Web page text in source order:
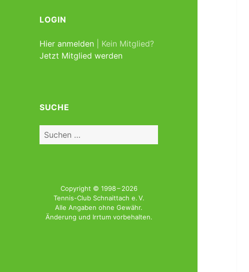
LOGIN
Hier anmelden | Kein Mitglied?
Jetzt Mitglied werden
SUCHE
Suchen
nach:
Copyright © 1998 – 2026
Tennis-Club Schnaittach e. V.
Alle Angaben ohne Gewähr.
Änderung und Irrtum vorbehalten.